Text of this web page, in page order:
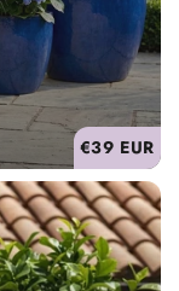
€39 EUR